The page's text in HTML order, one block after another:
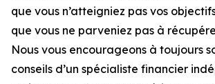
que vous n’atteigniez pas vos
que vous ne parveniez pas à
Nous vous encourageons à toujours
conseils d’un spécialiste financier